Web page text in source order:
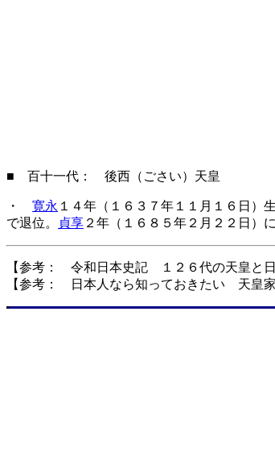
■ 百十一代： 後西（ごさい）天皇
・ 寛永 １４年（１６３７年１１月１６日）生
で退位。
貞享 ２年（１６８５年２月２２日）
【参考： 令和日本史記 １２６代の天皇と
【参考： 日本人なら知っておきたい 天